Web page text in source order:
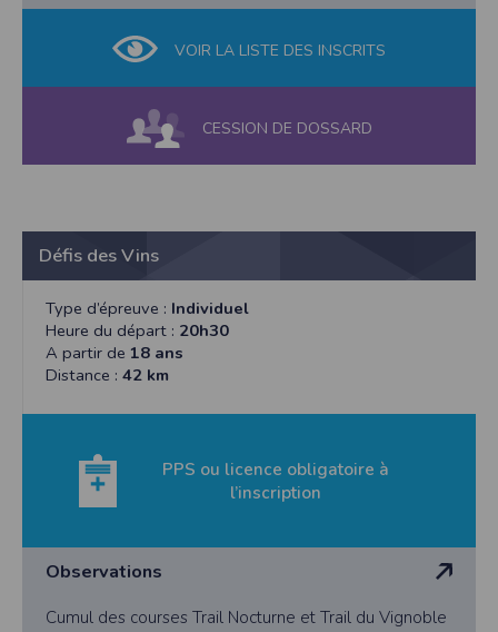
VOIR LA LISTE DES INSCRITS
CESSION DE DOSSARD
Défis des Vins
Type d’épreuve : Individuel
Heure du départ : 20h30
A partir de 18 ans
Distance : 42 km
PPS ou licence obligatoire à
l’inscription
Observations
Cumul des courses Trail Nocturne et Trail du Vignoble